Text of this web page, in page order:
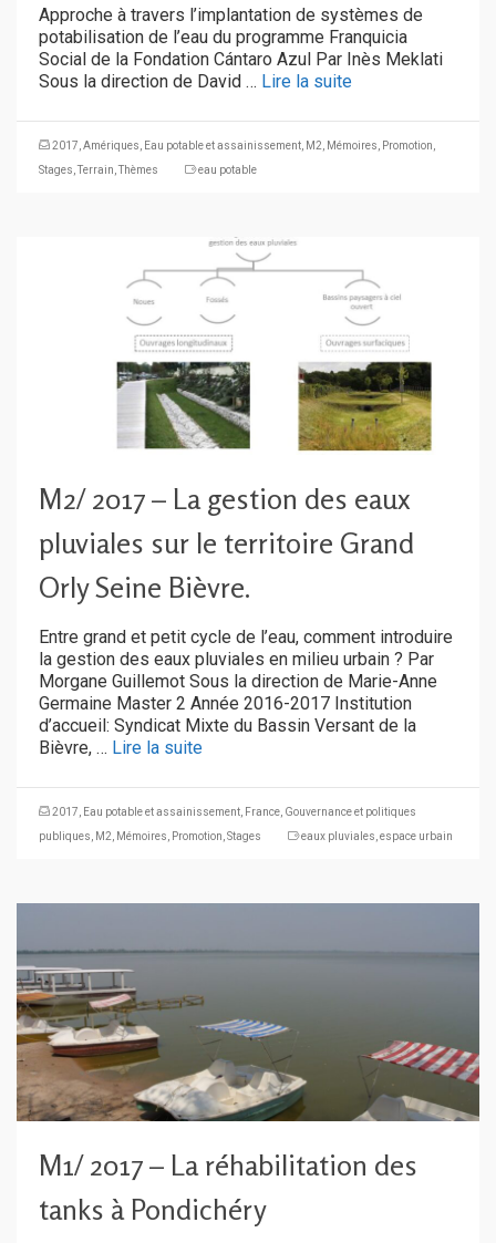
Approche à travers l’implantation de systèmes de
potabilisation de l’eau du programme Franquicia
Social de la Fondation Cántaro Azul Par Inès Meklati
Sous la direction de David … Lire la suite
2017 Amériques Eau potable et assainissement M2 Mémoires Promotion
Stages ,Terrain ,Thèmes eau potable
M2/ 2017 – La gestion des eaux
pluviales sur le territoire Grand
Orly Seine Bièvre.
Entre grand et petit cycle de l’eau, comment introduire
la gestion des eaux pluviales en milieu urbain ? Par
Morgane Guillemot Sous la direction de Marie-Anne
Germaine Master 2 Année 2016-2017 Institution
d’accueil: Syndicat Mixte du Bassin Versant de la
Bièvre, … Lire la suite
2017 Eau potable et assainissement France Gouvernance et politiques
publiques
M2 Mémoires Promotion Stages eaux pluviales espace urbain
M1/ 2017 – La réhabilitation des
tanks à Pondichéry